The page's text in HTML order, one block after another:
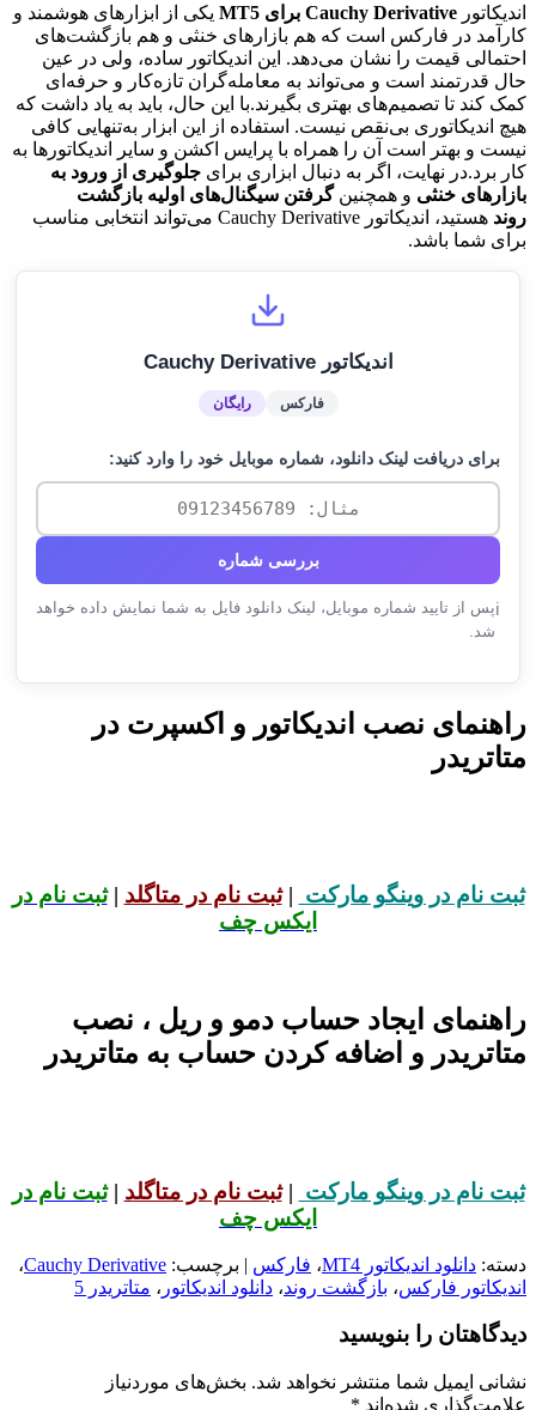
اندیکاتور Cauchy Derivative برای MT5
یکی از ابزارهای هوشمند و
کارآمد در فارکس است که هم بازارهای خنثی و هم بازگشت‌های
احتمالی قیمت را نشان می‌دهد. این اندیکاتور ساده، ولی در عین
حال قدرتمند است و می‌تواند به معامله‌گران تازه‌کار و حرفه‌ای
کمک کند تا تصمیم‌های بهتری بگیرند.با این حال، باید به یاد داشت که
هیچ اندیکاتوری بی‌نقص نیست. استفاده از این ابزار به‌تنهایی کافی
نیست و بهتر است آن را همراه با پرایس اکشن و سایر اندیکاتورها به
کار برد.در نهایت، اگر به دنبال ابزاری برای جلوگیری از ورود به
بازارهای خنثی و همچنینگرفتن سیگنال‌های اولیه بازگشت
روند
هستید، اندیکاتور Cauchy Derivative می‌تواند انتخابی مناسب
برای شما باشد.
اندیکاتور Cauchy Derivative
فارکس رایگان
برای دریافت لینک دانلود، شماره موبایل خود را وارد کنید:
بررسی شماره
ℹ️پس از تایید شماره موبایل، لینک دانلود فایل به شما نمایش داده خواهد
شد.
راهنمای نصب اندیکاتور و اکسپرت در
متاتریدر
ثبت نام در وینگو مارکت |ثبت نام در متاگلد |ثبت نام در
ایکس چف
راهنمای ایجاد حساب دمو و ریل ، نصب
متاتریدر و اضافه کردن حساب به متاتریدر
ثبت نام در وینگو مارکت |ثبت نام در متاگلد |ثبت نام در
ایکس چف
دسته: دانلود اندیکاتور MT4 ، فارکس | برچسب: Cauchy Derivative،
اندیکاتور فارکس، بازگشت روند، دانلود اندیکاتور ، متاتریدر 5
دیدگاهتان را بنویسید
نشانی ایمیل شما منتشر نخواهد شد. بخش‌های موردنیاز
علامت‌گذاری شده‌اند *